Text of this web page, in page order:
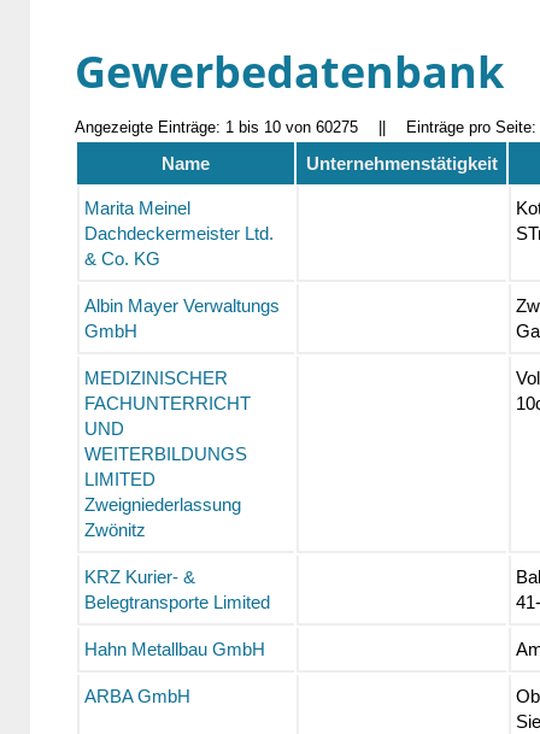
Gewerbedatenbank
Angezeigte Einträge: 1 bis 10 von 60275 Einträge pro Seite:
Name Unternehmenstätigkeit
Marita Meinel
Dachdeckermeister Ltd.
& Co. KG
Albin Mayer Verwaltungs
GmbH
MEDIZINISCHER
FACHUNTERRICHT
UND
WEITERBILDUNGS
LIMITED
Zweigniederlassung
Zwönitz
KRZ Kurier- &
Belegtransporte Limited
Hahn Metallbau GmbH
ARBA GmbH